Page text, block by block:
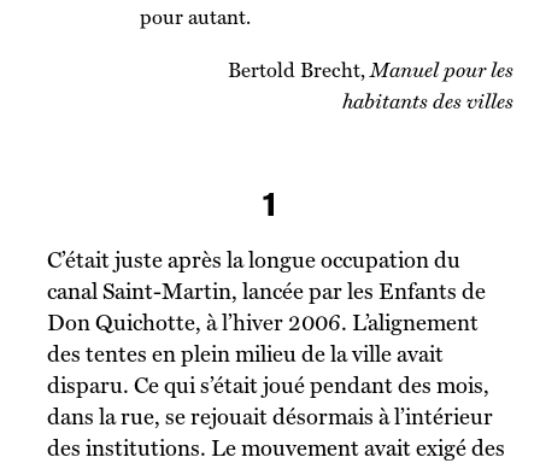
pour autant.
Bertold Brecht,Manuel pour les
habitants des villes
1
C’était juste après la longue occupation du
canal Saint-Martin, lancée par les Enfants de
Don Quichotte, à l’hiver 2006. L’alignement
des tentes en plein milieu de la ville avait
disparu. Ce qui s’était joué pendant des mois,
dans la rue, se rejouait désormais à l’intérieur
des institutions. Le mouvement avait exigé des